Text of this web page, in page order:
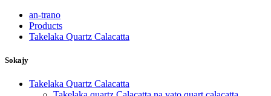
an-trano
Products
Takelaka Quartz Calacatta
Sokajy
Takelaka Quartz Calacatta